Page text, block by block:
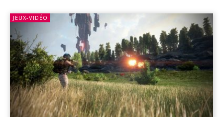
JEUX-VIDÉO